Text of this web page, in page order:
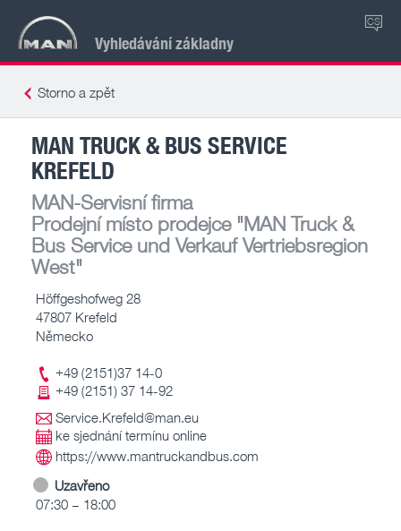
Vyhledávání základny
CS
Storno a zpět
MAN TRUCK & BUS SERVICE
KREFELD
MAN-Servisní firma
Prodejní místo prodejce"MAN Truck &
Bus Service und Verkauf Vertriebsregion
West"
Höffgeshofweg 28
47807 Krefeld
Německo
+49 (2151)37 14-0
+49 (2151) 37 14-92
Service.Krefeld@man.eu
ke sjednání termínu online
https://www.mantruckandbus.com
Uzavřeno
07:30 – 18:00